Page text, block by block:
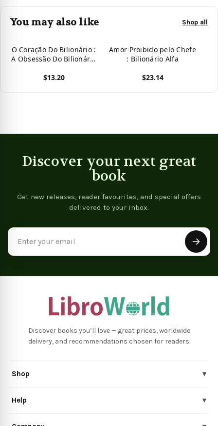
You may also like Shop all
O Coração Do Bilionário :
A Obsessão Do Bilionário
$13.20
Amor Proibido pelo Chefe
: Bilionário Alfa
$23.14
Discover your next great
book
Get new releases, reader favourites, and special offers
delivered to your inbox.
Discover books you’ll love — great prices, worldwide
delivery, and recommendations chosen for readers.
Shop ▾
Help ▾